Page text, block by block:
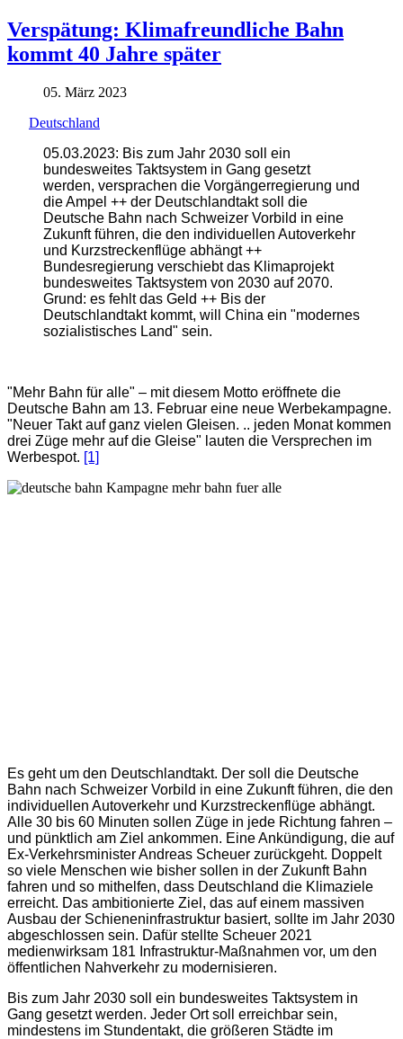
Verspätung: Klimafreundliche Bahn
kommt 40 Jahre später
05. März 2023
Deutschland
05.03.2023: Bis zum Jahr 2030 soll ein
bundesweites Taktsystem in Gang gesetzt
werden, versprachen die Vorgängerregierung und
die Ampel ++ der Deutschlandtakt soll die
Deutsche Bahn nach Schweizer Vorbild in eine
Zukunft führen, die den individuellen Autoverkehr
und Kurzstreckenflüge abhängt ++
Bundesregierung verschiebt das Klimaprojekt
bundesweites Taktsystem von 2030 auf 2070.
Grund: es fehlt das Geld ++ Bis der
Deutschlandtakt kommt, will China ein "modernes
sozialistisches Land" sein.
"Mehr Bahn für alle" – mit diesem Motto eröffnete die
Deutsche Bahn am 13. Februar eine neue Werbekampagne.
"Neuer Takt auf ganz vielen Gleisen. .. jeden Monat kommen
drei Züge mehr auf die Gleise" lauten die Versprechen im
Werbespot. [1]
Es geht um den Deutschlandtakt. Der soll die Deutsche
Bahn nach Schweizer Vorbild in eine Zukunft führen, die den
individuellen Autoverkehr und Kurzstreckenflüge abhängt.
Alle 30 bis 60 Minuten sollen Züge in jede Richtung fahren –
und pünktlich am Ziel ankommen. Eine Ankündigung, die auf
Ex-Verkehrsminister Andreas Scheuer zurückgeht. Doppelt
so viele Menschen wie bisher sollen in der Zukunft Bahn
fahren und so mithelfen, dass Deutschland die Klimaziele
erreicht. Das ambitionierte Ziel, das auf einem massiven
Ausbau der Schieneninfrastruktur basiert, sollte im Jahr 2030
abgeschlossen sein. Dafür stellte Scheuer 2021
medienwirksam 181 Infrastruktur-Maßnahmen vor, um den
öffentlichen Nahverkehr zu modernisieren.
Bis zum Jahr 2030 soll ein bundesweites Taktsystem in
Gang gesetzt werden. Jeder Ort soll erreichbar sein,
mindestens im Stundentakt, die größeren Städte im